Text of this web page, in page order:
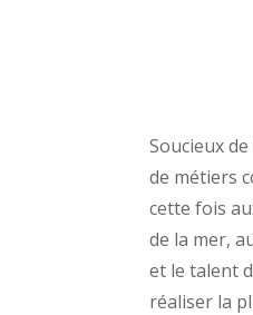
Soucieux
de métiers
cette fois
de la mer,
et le talent
réaliser la